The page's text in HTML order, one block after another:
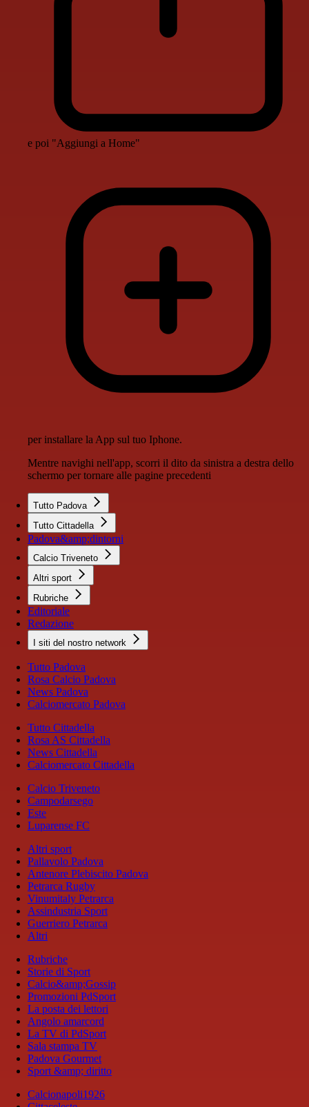
e poi "Aggiungi a Home"
per installare la App sul tuo Iphone.
Mentre navighi nell'app, scorri il dito da sinistra a destra dello
schermo per tornare alle pagine precedenti
Tutto Padova
Tutto Cittadella
Padova&amp;dintorni
Calcio Triveneto
Altri sport
Rubriche
Editoriale
Redazione
I siti del nostro network
Tutto Padova
Rosa Calcio Padova
News Padova
Calciomercato Padova
Tutto Cittadella
Rosa AS Cittadella
News Cittadella
Calciomercato Cittadella
Calcio Triveneto
Campodarsego
Este
Luparense FC
Altri sport
Pallavolo Padova
Antenore Plebiscito Padova
Petrarca Rugby
Vinumitaly Petrarca
Assindustria Sport
Guerriero Petrarca
Altri
Rubriche
Storie di Sport
Calcio&amp;Gossip
Promozioni PdSport
La posta dei lettori
Angolo amarcord
La TV di PdSport
Sala stampa TV
Padova Gourmet
Sport &amp; diritto
Calcionapoli1926